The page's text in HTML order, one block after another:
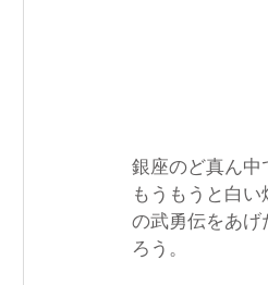
銀座のど真ん中
もうもうと白
の武勇伝をあげ
ろう。